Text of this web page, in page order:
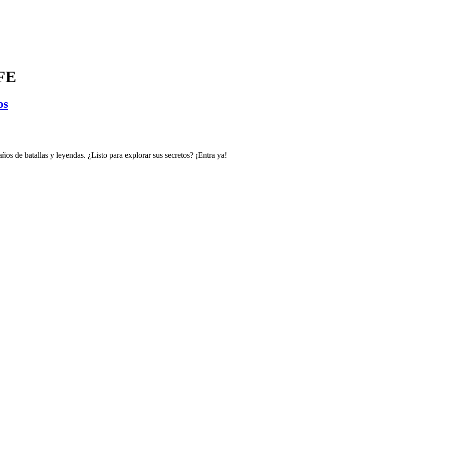
de batallas y leyendas. ¿Listo para explorar sus secretos? ¡Entra ya!